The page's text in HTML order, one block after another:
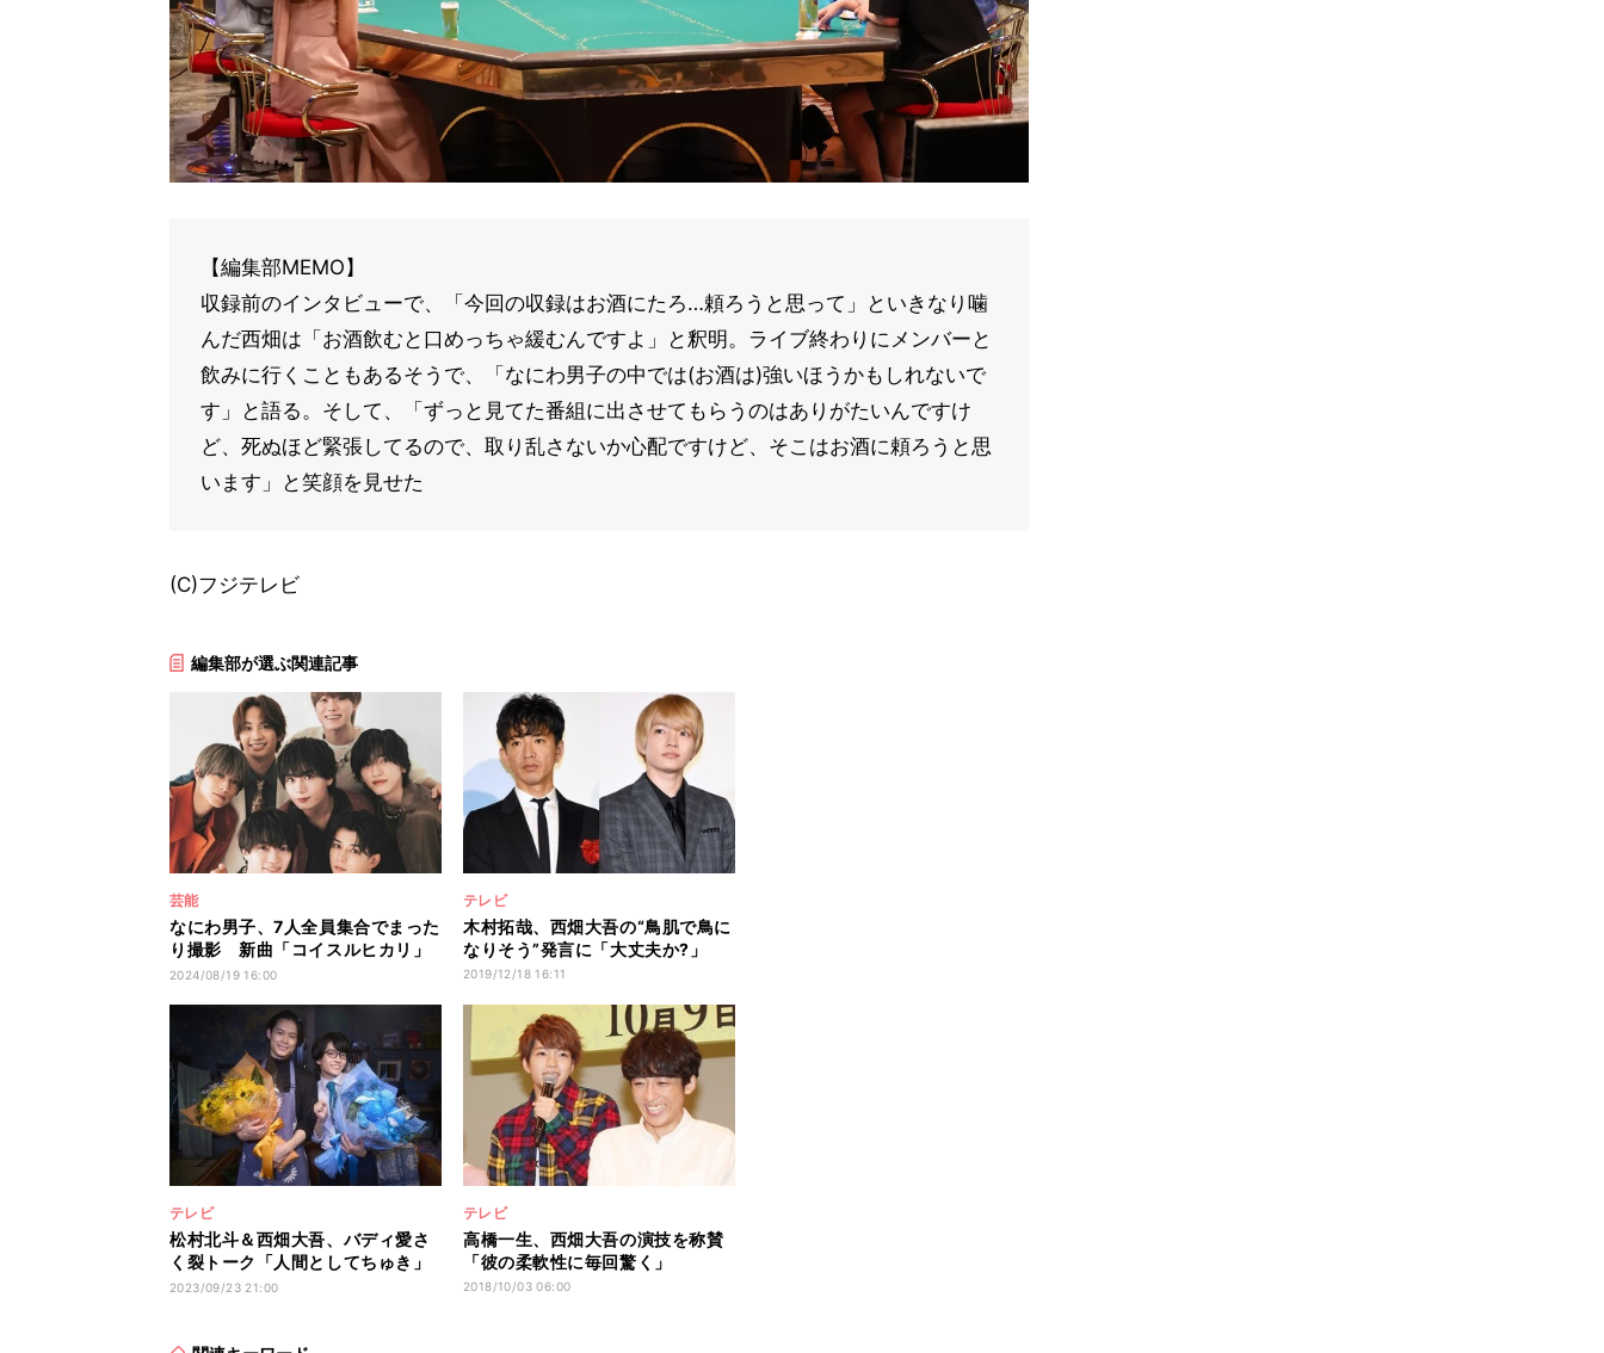
【編集部MEMO】
収録前のインタビューで、「今回の収録はお酒にたろ…頼ろうと思って」といきなり噛
んだ西畑は「お酒飲むと口めっちゃ緩むんですよ」と釈明。ライブ終わりにメンバーと
飲みに行くこともあるそうで、「なにわ男子の中では(お酒は)強いほうかもしれないで
す」と語る。そして、「ずっと見てた番組に出させてもらうのはありがたいんですけ
ど、死ぬほど緊張してるので、取り乱さないか心配ですけど、そこはお酒に頼ろうと思
います」と笑顔を見せた
(C)フジテレビ
編集部が選ぶ関連記事
芸能
なにわ男子、7人全員集合でまった
り撮影 新曲「コイスルヒカリ」
裏話も
2024/08/19 16:00
テレビ
木村拓哉、西畑大吾の“鳥肌で鳥に
なりそう”発言に「大丈夫か?」
2019/12/18 16:11
テレビ
松村北斗＆西畑大吾、バディ愛さ
く裂トーク「人間としてちゅき」
「わい歓喜」
2023/09/23 21:00
テレビ
高橋一生、西畑大吾の演技を称賛
「彼の柔軟性に毎回驚く」
2018/10/03 06:00